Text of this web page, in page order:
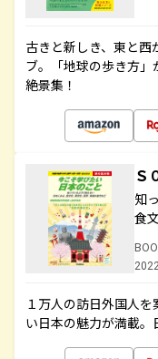
古きと新しき、東と西
ブ。「地球の歩き方
絶景集！
Ｓ
知
食
１万人の訪日外国人
い日本の魅力が満載。